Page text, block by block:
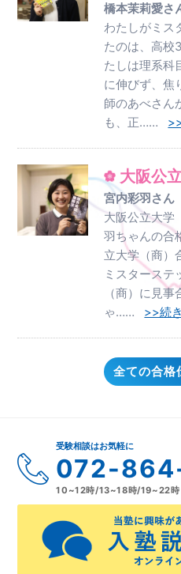
橋本茉莉愛さ
わたしがミス
たのは、高校
たしは理系科
に伸びず、焦
師のあべさん
も、正……
大阪公
宮内彩羽さん
大阪公立大学
羽ちゃんの合
立大学（商）
ミスターステ
（商）に見
ゃ…… >>続
全ての合格
受験相談はお気軽に
072-
10~12時/13~18時/19~22時